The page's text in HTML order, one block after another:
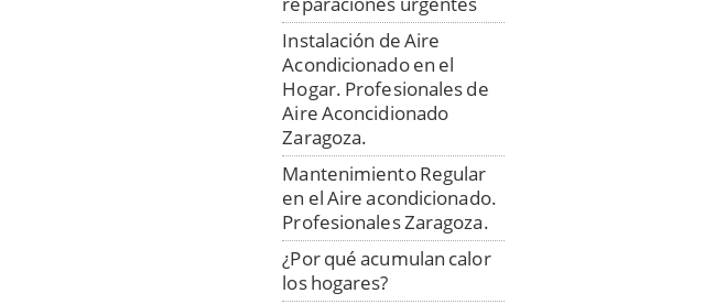
Instalación de Aire
Acondicionado en el
Hogar. Profesionales de
Aire Aconcidionado
Zaragoza.
Mantenimiento Regular
en el Aire acondicionado.
Profesionales Zaragoza.
¿Por qué acumulan calor
los hogares?